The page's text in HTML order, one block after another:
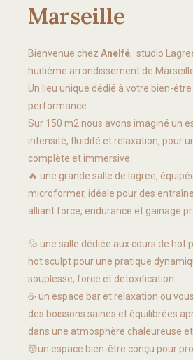
Marseille
Bienvenue chez Anelfé, studio
huitième arrondissement de
Un lieu unique dédié à votre bien-
performance.
Sur 150 m2 nous avons imaginé un
intensité, fluidité et relaxation, pour
complète et immersive.
🔥 une grande salle de lagree,
microformer, idéale pour des
alliant force, endurance et gainage
💦 une salle dédiée aux cours de hot
hot sculpt pour une pratique
souplesse, force et detoxification.
☕️ un espace bar et relaxation ou
des boissons saines et équilibrées
dans une atmosphère chaleureuse
💆un espace bien-être conçu pour